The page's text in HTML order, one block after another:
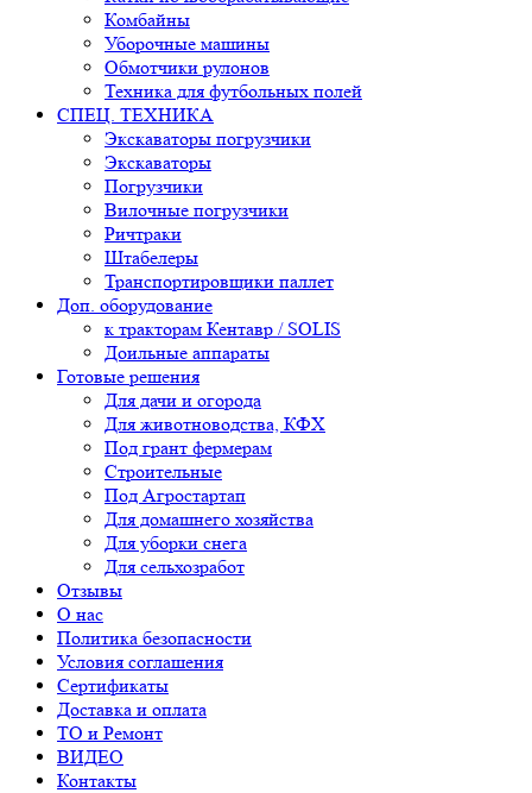
Комбайны
Уборочные машины
Обмотчики рулонов
Техника для футбольных полей
СПЕЦ. ТЕХНИКА
Экскаваторы погрузчики
Экскаваторы
Погрузчики
Вилочные погрузчики
Ричтраки
Штабелеры
Транспортировщики паллет
Доп. оборудование
к тракторам Кентавр / SOLIS
Доильные аппараты
Готовые решения
Для дачи и огорода
Для животноводства, КФХ
Под грант фермерам
Строительные
Под Агростартап
Для домашнего хозяйства
Для уборки снега
Для сельхозработ
Отзывы
О нас
Политика безопасности
Условия соглашения
Сертификаты
Доставка и оплата
ТО и Ремонт
ВИДЕО
Контакты